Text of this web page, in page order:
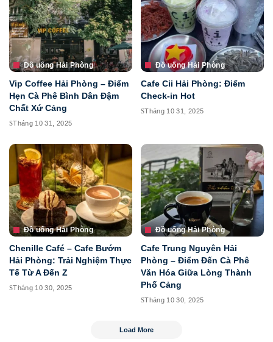
Đồ uống Hải Phòng
Vip Coffee Hải Phòng – Điểm
Hẹn Cà Phê Bình Dân Đậm
Chất Xứ Cảng
Tháng 10 31, 2025
Đồ uống Hải Phòng
Cafe Cii Hải Phòng: Điểm
Check-in Hot
Tháng 10 31, 2025
Đồ uống Hải Phòng
Chenille Café – Cafe Bướm
Hải Phòng: Trải Nghiệm Thực
Tế Từ A Đến Z
Tháng 10 30, 2025
Đồ uống Hải Phòng
Cafe Trung Nguyên Hải
Phòng – Điểm Đến Cà Phê
Văn Hóa Giữa Lòng Thành
Phố Cảng
Tháng 10 30, 2025
Load More